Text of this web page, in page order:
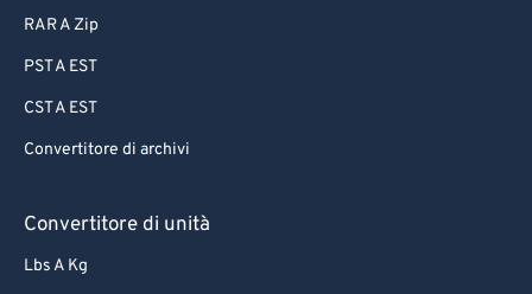
RAR A Zip
PST A EST
CST A EST
Convertitore di archivi
Convertitore di unità
Lbs A Kg